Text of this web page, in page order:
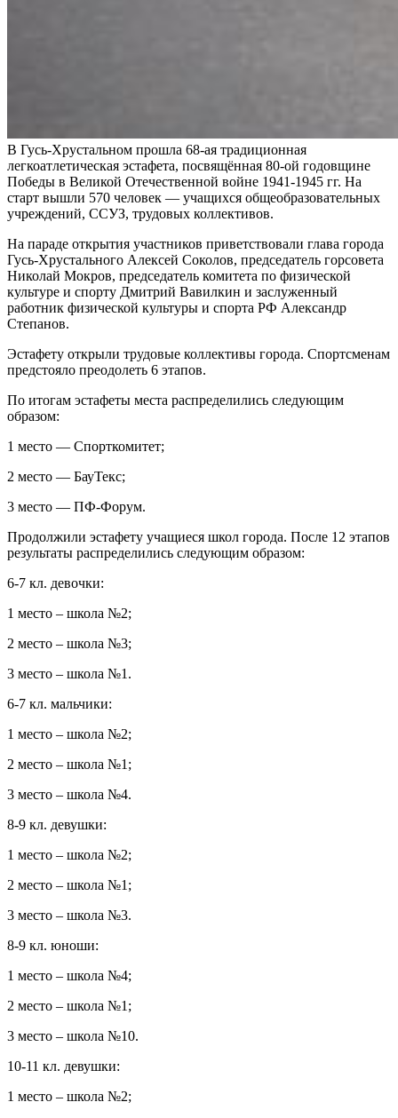
В Гусь-Хрустальном прошла 68-ая традиционная
легкоатлетическая эстафета, посвящённая 80-ой годовщине
Победы в Великой Отечественной войне 1941-1945 гг. На
старт вышли 570 человек — учащихся общеобразовательных
учреждений, ССУЗ, трудовых коллективов.
На параде открытия участников приветствовали глава города
Гусь-Хрустального Алексей Соколов, председатель горсовета
Николай Мокров, председатель комитета по физической
культуре и спорту Дмитрий Вавилкин и заслуженный
работник физической культуры и спорта РФ Александр
Степанов.
Эстафету открыли трудовые коллективы города. Спортсменам
предстояло преодолеть 6 этапов.
По итогам эстафеты места распределились следующим
образом:
1 место — Спорткомитет;
2 место — БауТекс;
3 место — ПФ-Форум.
Продолжили эстафету учащиеся школ города. После 12 этапов
результаты распределились следующим образом:
6-7 кл. девочки:
1 место – школа №2;
2 место – школа №3;
3 место – школа №1.
6-7 кл. мальчики:
1 место – школа №2;
2 место – школа №1;
3 место – школа №4.
8-9 кл. девушки:
1 место – школа №2;
2 место – школа №1;
3 место – школа №3.
8-9 кл. юноши:
1 место – школа №4;
2 место – школа №1;
3 место – школа №10.
10-11 кл. девушки:
1 место – школа №2;